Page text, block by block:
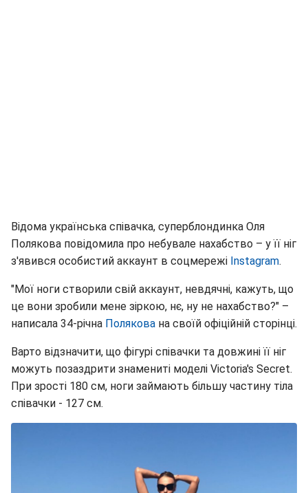
Відома українська співачка, суперблондинка Оля
Полякова повідомила про небувале нахабство – у її ніг
з'явився особистий аккаунт в соцмережі Instagram.
"Мої ноги створили свій аккаунт, невдячні, кажуть, що
це вони зробили мене зіркою, нє, ну не нахабство?" –
написала 34-річна Полякова на своїй офіційній сторінці.
Варто відзначити, що фігурі співачки та довжині її ніг
можуть позаздрити знамениті моделі Victoria's Secret.
При зрості 180 см, ноги займають більшу частину тіла
співачки - 127 см.